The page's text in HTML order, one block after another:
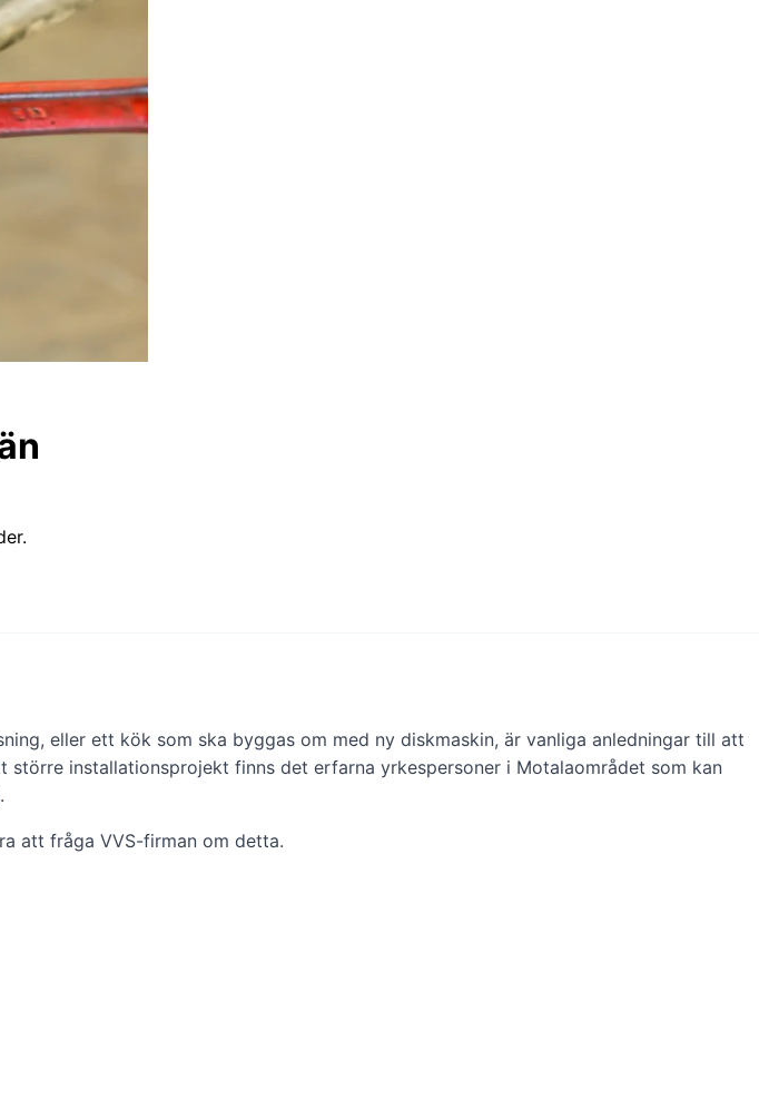
eller ett kök som ska byggas om med ny diskmaskin, är vanliga anledningar till att
installationsprojekt finns det erfarna yrkespersoner i Motalaområdet som kan
att fråga VVS-firman om detta.